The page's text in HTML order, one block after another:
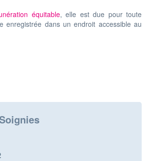
équitable, elle est due pour toute
enregistrée dans un endroit accessible au